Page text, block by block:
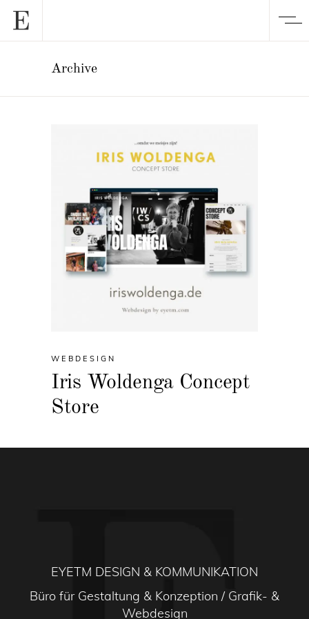
Archive
WEBDESIGN
Iris Woldenga Concept
Store
EYETM DESIGN & KOMMUNIKATION
Büro für Gestaltung & Konzeption / Grafik- &
Webdesign